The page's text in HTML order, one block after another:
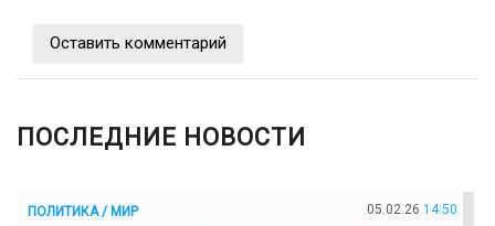
Оставить комментарий
ПОСЛЕДНИЕ НОВОСТИ
ПОЛИТИКА / МИР 05.02.26 14:50